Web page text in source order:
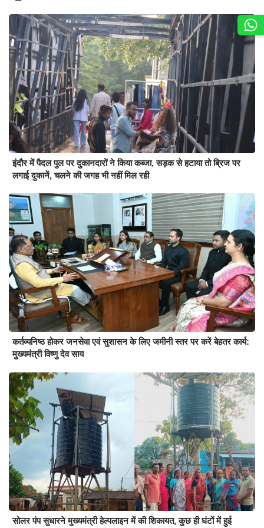
इंदौर में पैदल पुल पर दुकानदारों ने किया कब्जा, सड़क से हटाया तो ब्रिज पर
लगाई दुकानें, चलने की जगह भी नहीं मिल रही
कर्तव्यनिष्ठ होकर जनसेवा एवं सुशासन के लिए जमीनी स्तर पर करें बेहतर कार्य:
मुख्यमंत्री विष्णु देव साय
सोलर पंप सुधारने मुख्यमंत्री हेल्पलाइन में की शिकायत, कुछ ही घंटों में हुई